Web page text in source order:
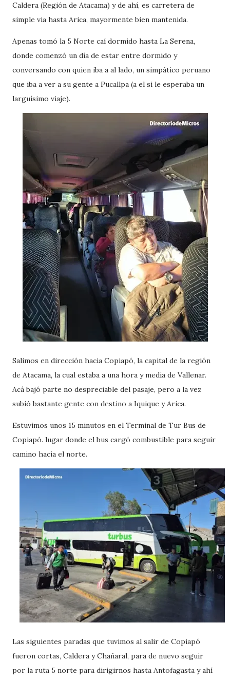
Caldera (Región de Atacama) y de ahí, es carretera de
simple via hasta Arica, mayormente bien mantenida.
Apenas tomó la 5 Norte caí dormido hasta La Serena,
donde comenzó un día de estar entre dormido y
conversando con quien iba a al lado, un simpático peruano
que iba a ver a su gente a Pucallpa (a el si le esperaba un
larguísimo viaje).
Salimos en dirección hacia Copiapó, la capital de la región
de Atacama, la cual estaba a una hora y media de Vallenar.
Acá bajó parte no despreciable del pasaje, pero a la vez
subió bastante gente con destino a Iquique y Arica.
Estuvimos unos 15 minutos en el Terminal de Tur Bus de
Copiapó. lugar donde el bus cargó combustible para seguir
camino hacia el norte.
Las siguientes paradas que tuvimos al salir de Copiapó
fueron cortas, Caldera y Chañaral, para de nuevo seguir
por la ruta 5 norte para dirigirnos hasta Antofagasta y ahí